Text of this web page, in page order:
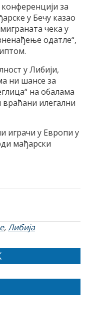
за
у Бечу казао
чека у
одатле“,
у Либији,
ни шансе за
на обалама
враћани илегални
играчи у Европи у
мађарски
,Либија